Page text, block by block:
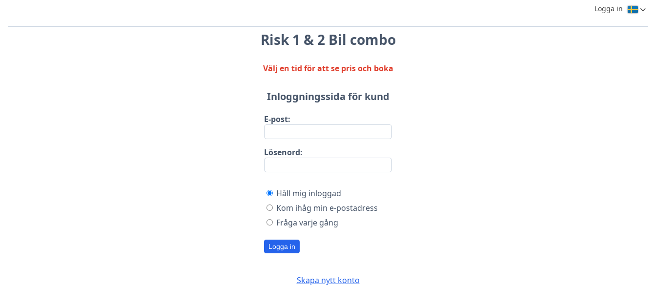
Logga in
Risk 1 & 2 Bil combo
Välj en tid för att se pris och boka
Inloggningssida för kund
E-post:
Lösenord:
Håll mig inloggad
Kom ihåg min e-postadress
Fråga varje gång
Logga in
Skapa nytt konto